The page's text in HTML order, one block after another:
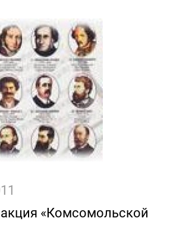
«Комсомольской